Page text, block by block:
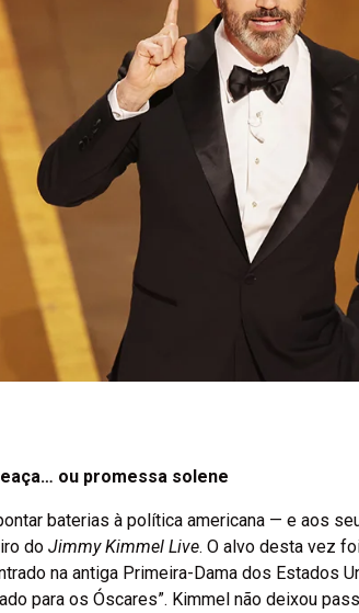
ou promessa solene
baterias à política americana — e aos
do Jimmy Kimmel Live. O alvo desta vez
na antiga Primeira-Dama dos Estados
para os Óscares”. Kimmel não deixou